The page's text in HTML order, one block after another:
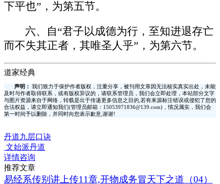
下平也”，为第五节。
六、自“君子以成德为行，至知进退存亡
而不失其正者，其唯圣人乎”，为第六节。
道家经典
声明：
我们致力于保护作者版权，注重分享，被刊用文章因无法核实真实出处，未能
及时与作者取得联系，或有版权异议的，请联系管理员，我们会立即处理，本站部分文字
与图片资源来自于网络，转载是出于传递更多信息之目的,若有来源标注错误或侵犯了您的
合法权益，请立即通知我们(管理员邮箱：15053971836@139.com)，情况属实，我们会
第一时间予以删除，并同时向您表示歉意,谢谢!
丹道九层口诀
文始派丹道
详情咨询
推荐文章
易经系传别讲上传11章,开物成务冒天下之道（04）